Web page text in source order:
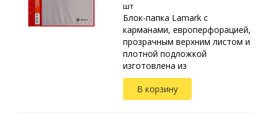
шт
Блок-папка Lamark с
карманами, европерфорацией,
прозрачным верхним листом и
плотной подложкой
изготовлена из
высококачественного
полипропилена.
Предназначена для хранения и
В корзину